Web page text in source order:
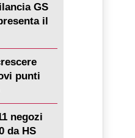
GS
il
punti
negozi
da HS